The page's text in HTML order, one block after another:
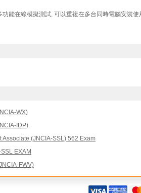
能在線模擬測試, 可以重複在多台同時電腦安裝
WX)
IDP)
(JNCIA-SSL) 562 Exam
EXAM
FWV)